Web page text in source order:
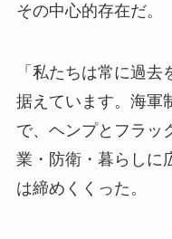
その中心的存在だ。
「私たちは常に過
据えています。海軍
で、ヘンプとフラッ
業・防衛・暮らしに
は締めくくった。